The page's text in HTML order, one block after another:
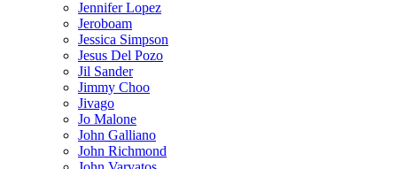
Jennifer Lopez
Jeroboam
Jessica Simpson
Jesus Del Pozo
Jil Sander
Jimmy Choo
Jivago
Jo Malone
John Galliano
John Richmond